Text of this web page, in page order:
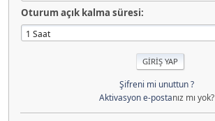
Oturum açık kalma süresi:
Şifreni mi unuttun ?
Aktivasyon e-postanız mı yok?